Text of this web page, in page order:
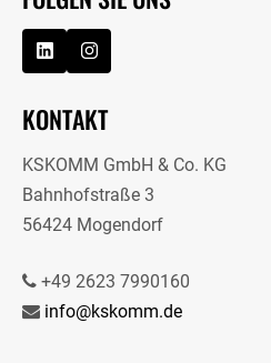
KONTAKT
KSKOMM GmbH & Co. KG
Bahnhofstraße 3
56424 Mogendorf
+49 2623 7990160
info@kskomm.de